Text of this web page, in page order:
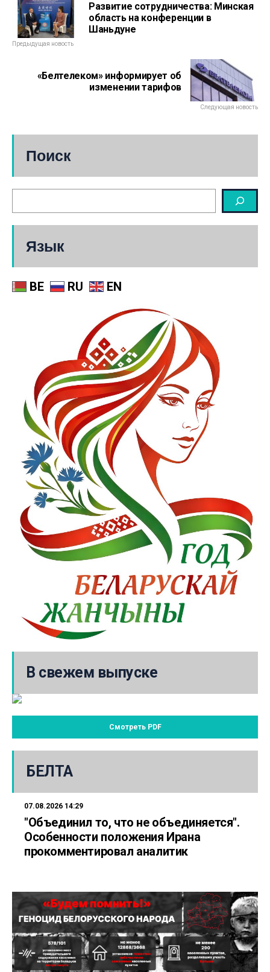
Развитие сотрудничества: Минская
область на конференции в
Шаньдуне
Предыдущая новость
«Белтелеком» информирует об
изменении тарифов
Следующая новость
Поиск
Язык
BE RU EN
В свежем выпуске
Смотреть PDF
БЕЛТА
07.08.2026 14:29
"Объединил то, что не объединяется".
Особенности положения Ирана
прокомментировал аналитик